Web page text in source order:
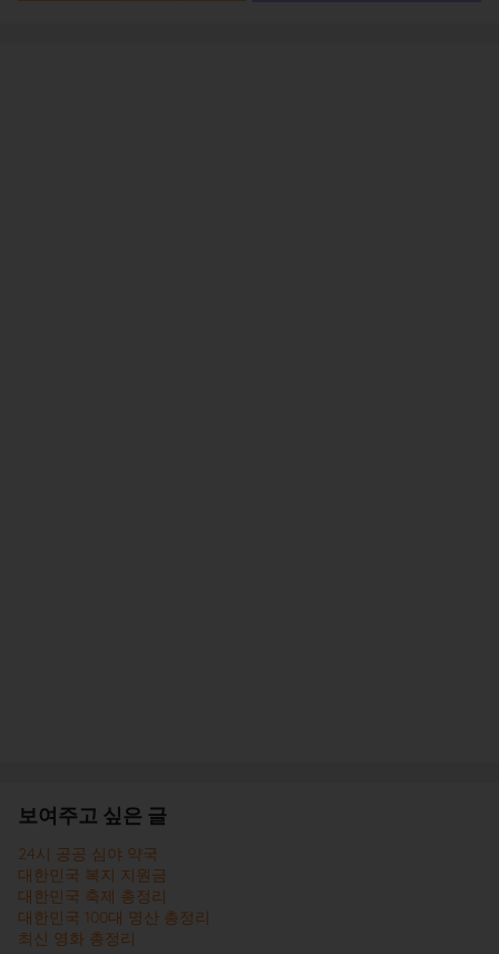
보여주고 싶은 글
24시 공공 심야 약국
대한민국 복지 지원금
대한민국 축제 총정리
대한민국 100대 명산 총정리
최신 영화 총정리